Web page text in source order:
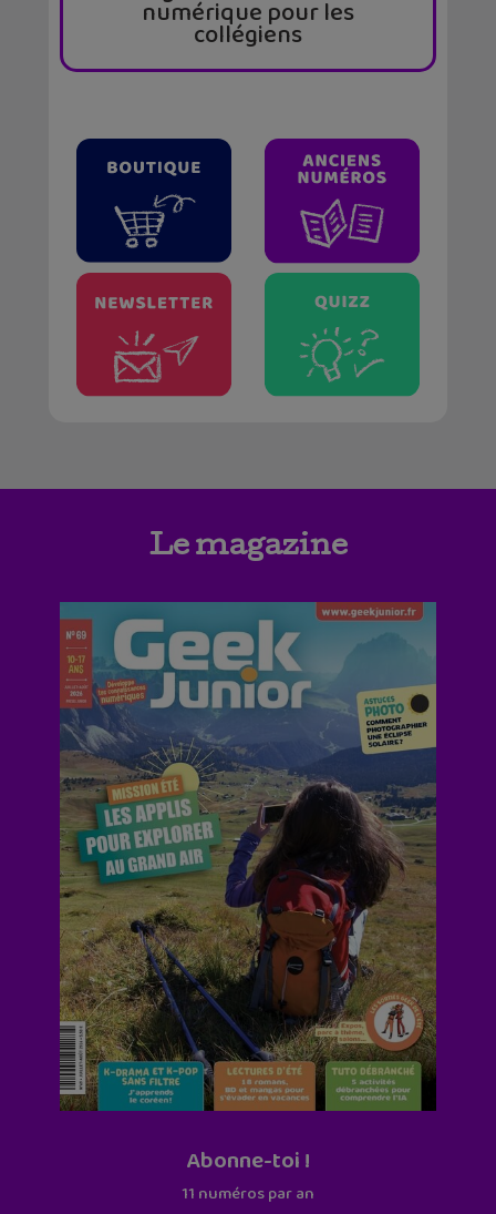
numérique pour les
collégiens
Le magazine
Abonne-toi !
11 numéros par an